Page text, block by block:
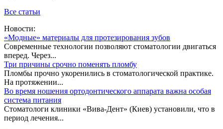
Все статьи
Новости:
«Модные» материалы для протезирования зубов
Современные технологии позволяют стоматологии двигаться
вперед. Через...
Три причины срочно поменять пломбу
Пломбы прочно укоренились в стоматологической практике.
На протяжении...
Во время ношения ортодонтического аппарата важна особая
система питания
Стоматологи клиники «Вива-Дент» (Киев) установили, что в
период лечения...